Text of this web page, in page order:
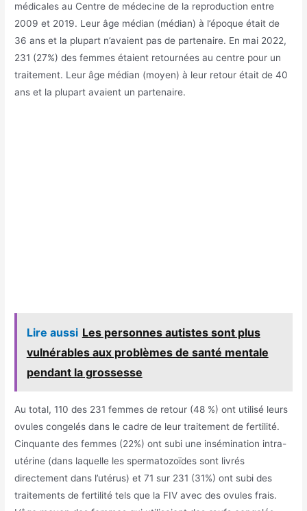
médicales au Centre de médecine de la reproduction entre
2009 et 2019. Leur âge médian (médian) à l’époque était de
36 ans et la plupart n’avaient pas de partenaire. En mai 2022,
231 (27%) des femmes étaient retournées au centre pour un
traitement. Leur âge médian (moyen) à leur retour était de 40
ans et la plupart avaient un partenaire.
Lire aussi Les personnes autistes sont plus
vulnérables aux problèmes de santé mentale
pendant la grossesse
Au total, 110 des 231 femmes de retour (48 %) ont utilisé leurs
ovules congelés dans le cadre de leur traitement de fertilité.
Cinquante des femmes (22%) ont subi une insémination intra-
utérine (dans laquelle les spermatozoïdes sont livrés
directement dans l’utérus) et 71 sur 231 (31%) ont subi des
traitements de fertilité tels que la FIV avec des ovules frais.